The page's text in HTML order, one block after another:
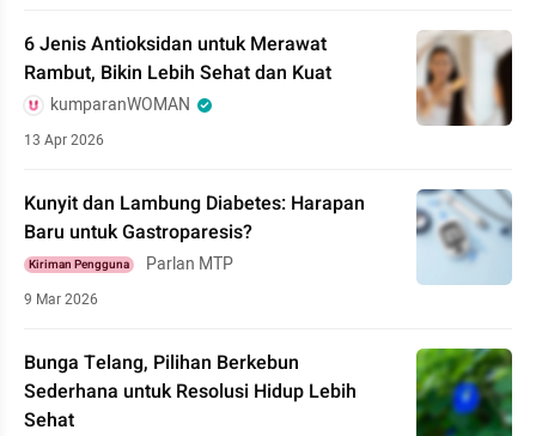
6 Jenis Antioksidan untuk Merawat
Rambut, Bikin Lebih Sehat dan Kuat
kumparanWOMAN
13 Apr 2026
Kunyit dan Lambung Diabetes: Harapan
Baru untuk Gastroparesis?
Kiriman Pengguna Parlan MTP
9 Mar 2026
Bunga Telang, Pilihan Berkebun
Sederhana untuk Resolusi Hidup Lebih
Sehat